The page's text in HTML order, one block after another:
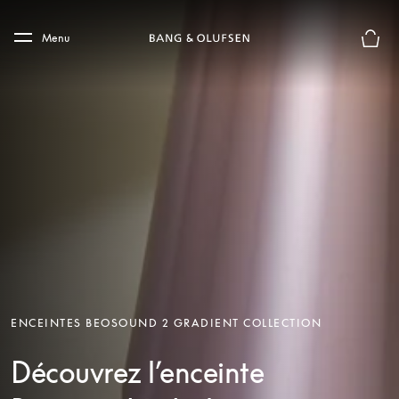
Skip to main footer
Menu
ENCEINTES BEOSOUND 2 GRADIENT COLLECTION
Découvrez l’enceinte